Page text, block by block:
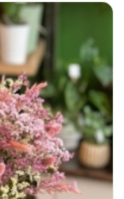
à
50,00€